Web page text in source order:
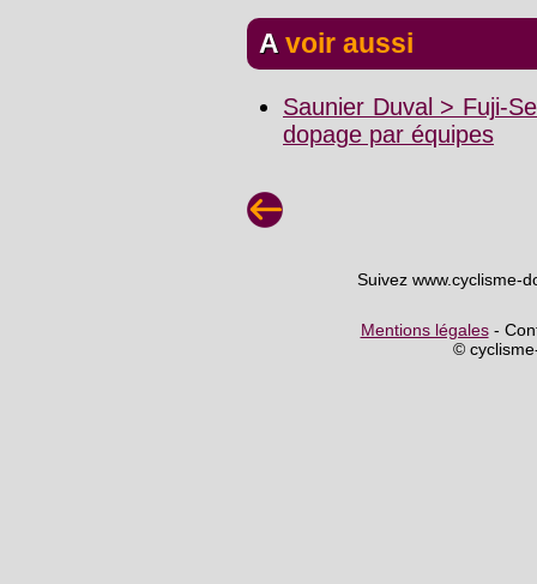
A voir aussi
Saunier Duval > Fuji-
dopage par équipes
Suivez www.cyclisme-
Mentions légales-
©